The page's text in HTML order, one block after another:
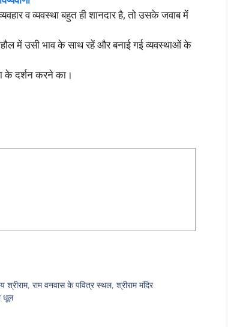
व व्यवस्था बहुत ही शानदार है, तो उसके जवाब में
में उसी भाव के साथ रहें और बनाई गई व्यवस्थाओं के
के दर्शन करने का।
श्रीराम,राम वनवास के पवित्र स्थल,श्रीराम मंदिर
धूल